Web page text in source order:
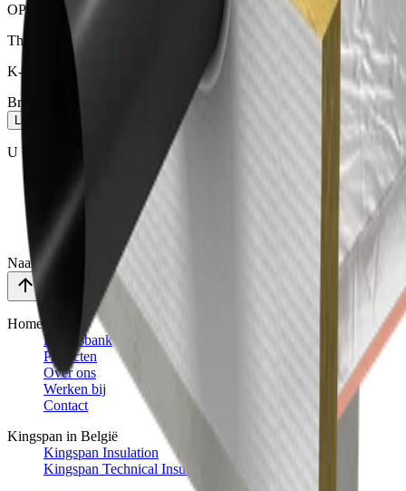
OPTIM-R Daksysteem
Thermische vacuüm isolatie voor balkons, terrassen en daken
K-Stop Pipe Wraps
Brandwerende oplossing voor leidingdoorboringen
Laad meer
U bekijkt
Naar boven
Home
Kennisbank
Projecten
Over ons
Werken bij
Contact
Kingspan in België
Kingspan Insulation
Kingspan Technical Insulation